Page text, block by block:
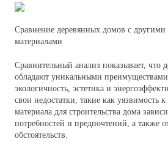
Сравнение деревянных домов с другими
материалами
Сравнительный анализ показывает, что
обладают уникальными
экологичность, эстетика и
свои недостатки, такие как уязвимость
материала для строительства дома
потребностей и предпочтений, а также
обстоятельств.